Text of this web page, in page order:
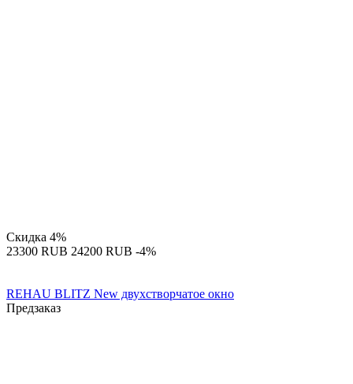
Скидка 4%
‍23300‍ RUB ‍24200‍ RUB -4%
REHAU BLITZ New двухстворчатое окно
Предзаказ